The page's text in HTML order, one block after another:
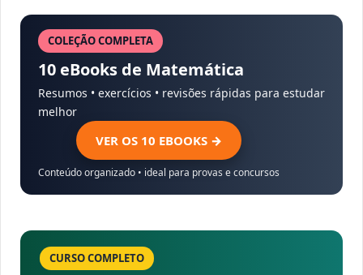
COLEÇÃO COMPLETA
10 eBooks de Matemática
Resumos • exercícios • revisões rápidas para estudar
melhor
VER OS 10 EBOOKS →
Conteúdo organizado • ideal para provas e concursos
CURSO COMPLETO